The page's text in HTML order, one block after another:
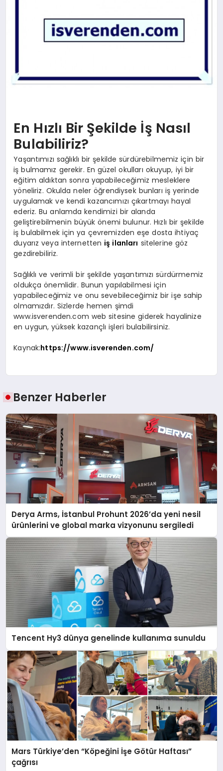
En Hızlı Bir Şekilde İş Nasıl
Bulabiliriz?
Yaşantımızı sağlıklı bir şekilde sürdürebilmemiz için bir
iş bulmamız gerekir. En güzel okulları okuyup, iyi bir
eğitim aldıktan sonra yapabileceğimiz mesleklere
yöneliriz. Okulda neler öğrendiysek bunları iş yerinde
uygulamak ve kendi kazancımızı çıkartmayı hayal
ederiz. Bu anlamda kendimizi bir alanda
geliştirebilmenin büyük önemi bulunur. Hızlı bir şekilde
iş bulabilmek için ya çevremizden eşe dosta ihtiyaç
duyarız veya internetten iş ilanları sitelerine göz
gezdirebiliriz.
Sağlıklı ve verimli bir şekilde yaşantımızı sürdürmemiz
oldukça önemlidir. Bunun yapılabilmesi için
yapabileceğimiz ve onu sevebileceğimiz bir işe sahip
olmamızdır. Sizlerde hemen şimdi
www.isverenden.com web sitesine giderek hayalinize
en uygun, yüksek kazançlı işleri bulabilirsiniz.
Kaynak:https://www.isverenden.com/
Benzer Haberler
Derya Arms, İstanbul Prohunt 2026’da yeni nesil
ürünlerini ve global marka vizyonunu sergiledi
Tencent Hy3 dünya genelinde kullanıma sunuldu
Mars Türkiye’den “Köpeğini İşe Götür Haftası”
çağrısı